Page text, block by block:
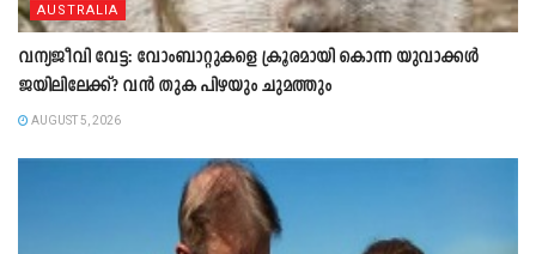
AUSTRALIA
വന്യജീവി വേട്ട: വോംബാറ്റുകളെ ക്രൂരമായി കൊന്ന യുവാക്കൾ
ജയിലിലേക്ക്? വൻ തുക പിഴയും ചുമത്തും
AUGUST 5, 2026